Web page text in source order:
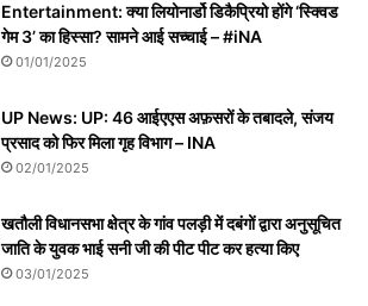
Entertainment: क्या लियोनार्डो डिकैप्रियो होंगे ‘स्क्विड
गेम 3’ का हिस्सा? सामने आई सच्चाई – #iNA
01/01/2025
UP News: UP: 46 आईएएस अफ़सरों के तबादले, संजय
प्रसाद को फिर मिला गृह विभाग – INA
02/01/2025
खतौली विधानसभा क्षेत्र के गांव पलड़ी में दबंगों द्वारा अनुसूचित
जाति के युवक भाई सनी जी की पीट पीट कर हत्या किए
03/01/2025